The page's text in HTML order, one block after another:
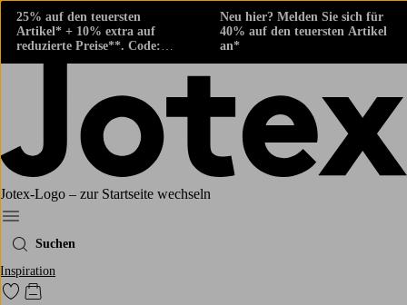
25% auf den teuersten
Artikel* + 10% extra auf
reduzierte Preise**. Code:
424882
Neu hier? Melden Sie sich für
40% auf den teuersten Artikel
an*
Jotex-Logo – zur Startseite wechseln
Ellos‘ Menü
Suchen
Inspiration
Zu den als Favoriten markierten Produkten gehen
Zum Warenkorb